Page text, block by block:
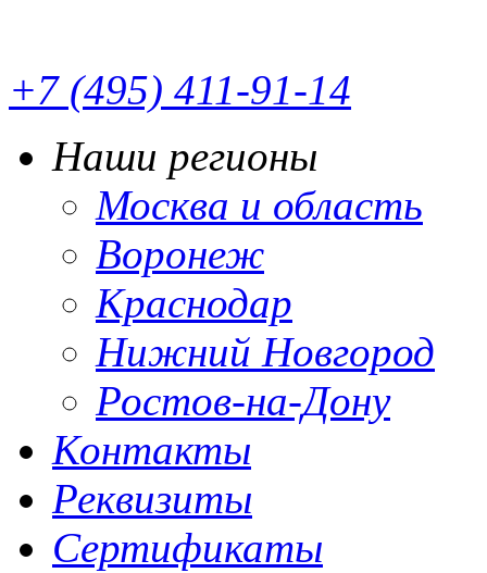
+7 (495) 411-91-14
Наши регионы
Москва и область
Воронеж
Краснодар
Нижний Новгород
Ростов-на-Дону
Контакты
Реквизиты
Сертификаты